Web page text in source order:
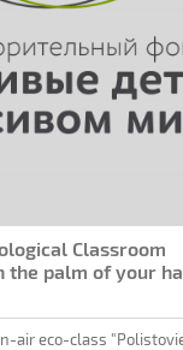
Classroom
the palm of your
air eco-class